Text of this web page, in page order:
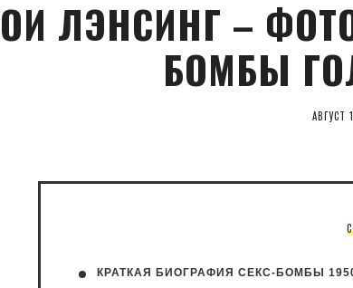
ЛЭНСИНГ –
БОМБЫ
АВГУСТ
КРАТКАЯ БИОГРАФИЯ СЕКС-БОМБЫ